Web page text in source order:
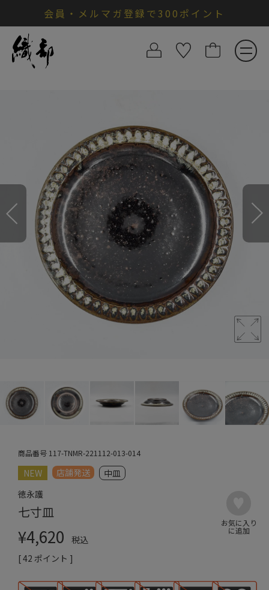
会員・メルマガ登録で300ポイント
商品番号 117-TNMR-221112-013-014
NEW 店舗発送
中皿
徳永護
七寸皿
¥4,620
税込
[42 ポイント ]